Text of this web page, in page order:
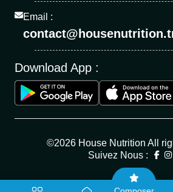
Email :
Download App :
©2026 House Nutrition All
Suivez Nous :